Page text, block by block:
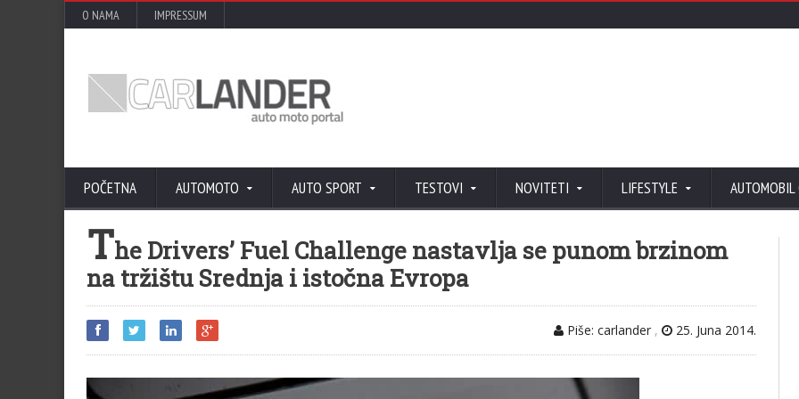
O NAMA IMPRESSUM
POČETNA AUTOMOTO AUTO SPORT TESTOVI NOVITETI LIFESTYLE AUTOMOBIL
The Drivers’ Fuel Challenge nastavlja se punom brzinom
na tržištu Srednja i istočna Evropa
Piše: carlander , 25. Juna 2014.